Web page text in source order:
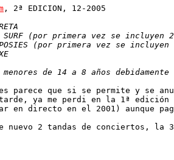
, 2ª EDICION, 12-2005
SURF (por primera vez se
(por primera vez se
de 14 a 8 años debidamente
parece que si se permite y se
ya me perdi en la 1ª edición
en directo en el 2001) aunque
nuevo 2 tandas de conciertos, la